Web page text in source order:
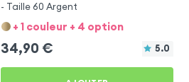
- Taille 60 Argent
+ 1 couleur + 4 option
34,90 € 5.0